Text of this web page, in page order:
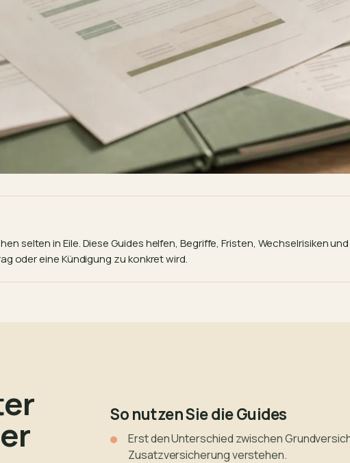
selten in Eile. Diese Guides helfen, Begriffe, Fristen, Wechselrisiken und
oder eine Kündigung zu konkret wird.
So nutzen Sie die Guides
Erst den Unterschied zwischen
Zusatzversicherung verstehen.